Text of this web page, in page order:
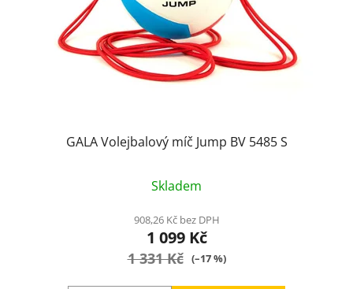
GALA Volejbalový míč Jump BV 5485 S
Skladem
908,26 Kč bez DPH
1 099 Kč
1 331 Kč (–17 %)